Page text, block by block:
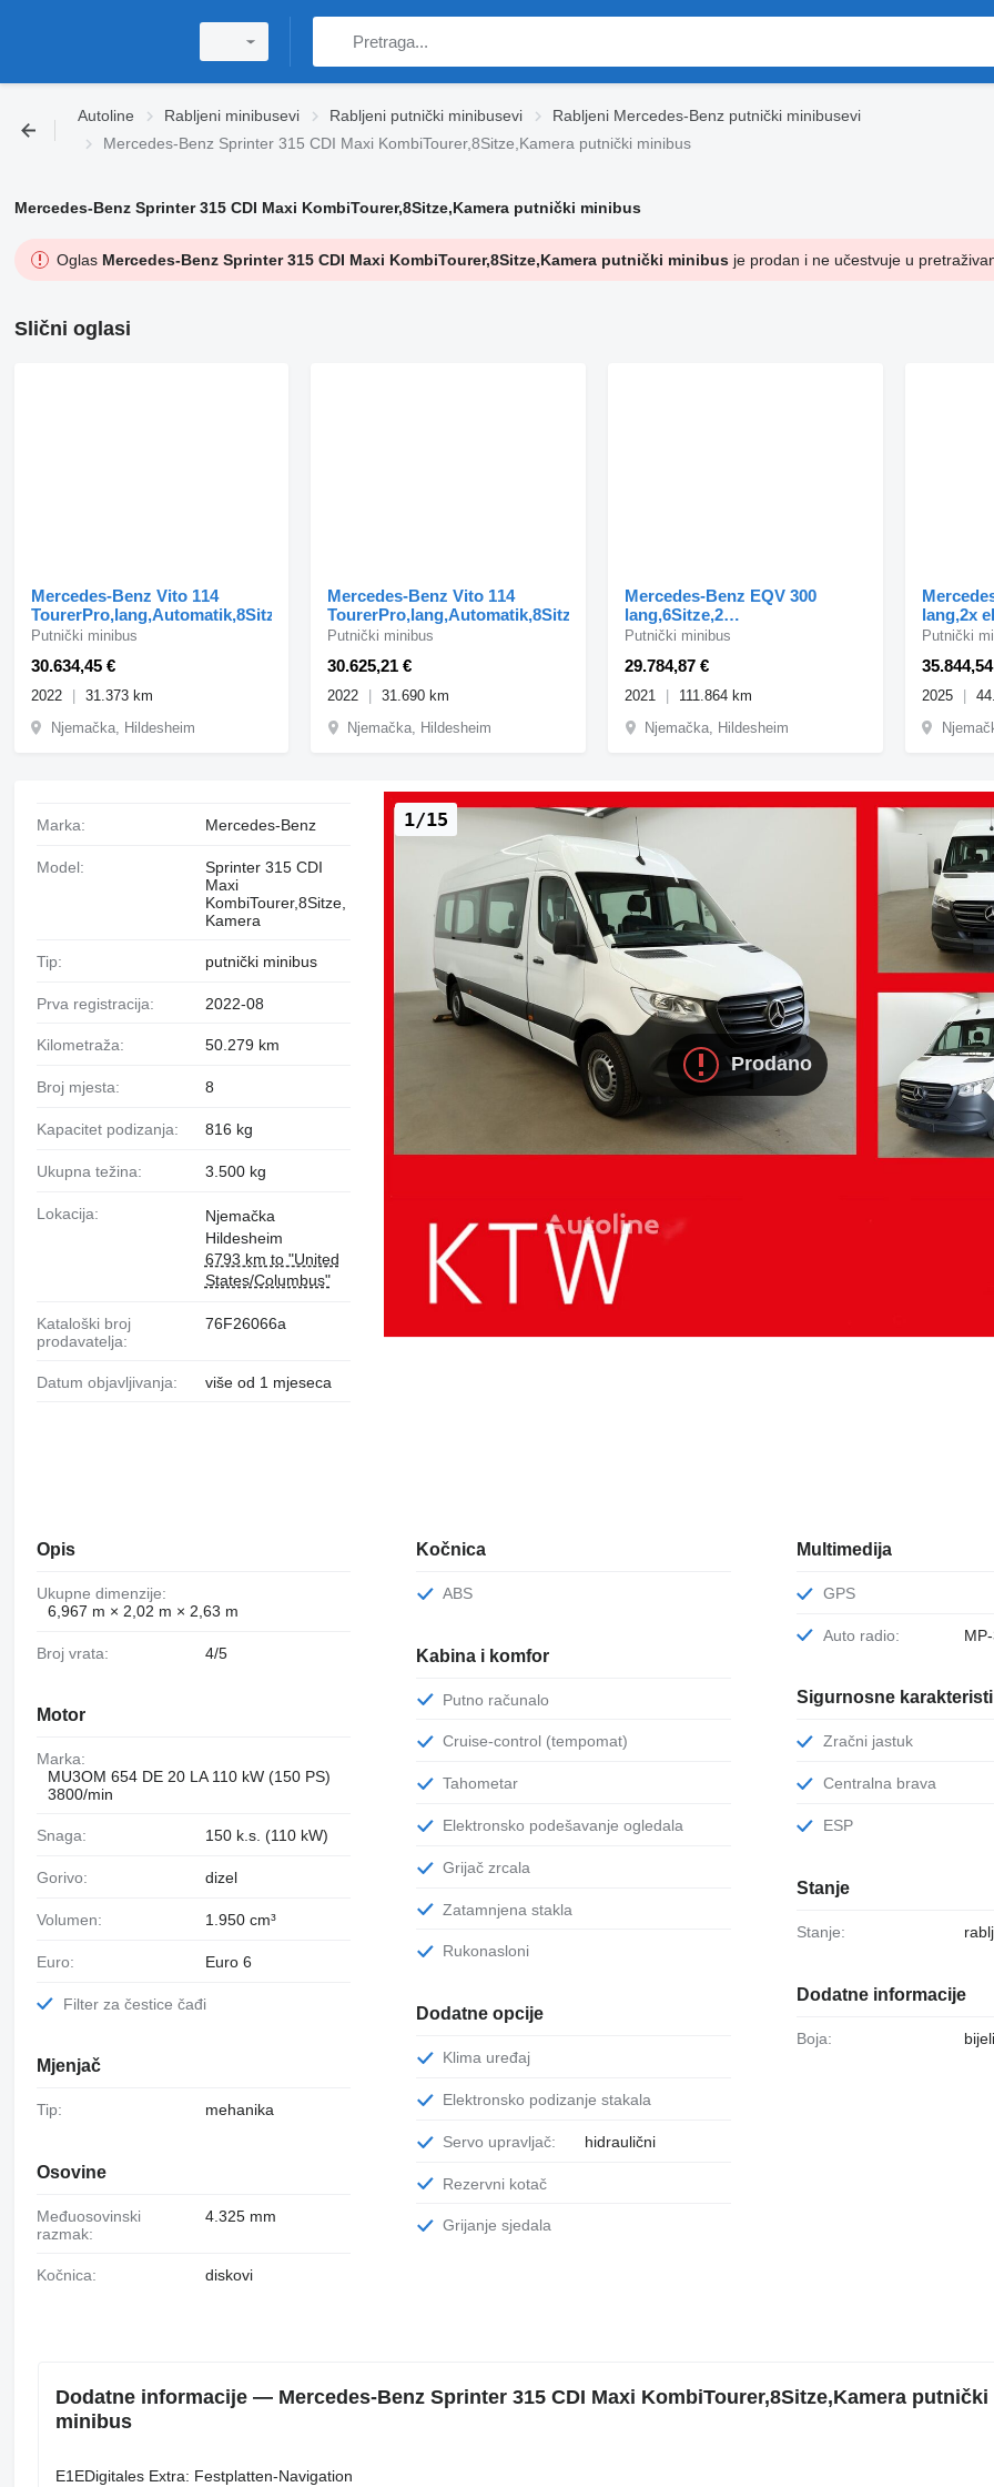
Autoline Rabljeni minibusevi Rabljeni putnički minibusevi
Rabljeni Mercedes-Benz putnički minibusevi
Mercedes-Benz Sprinter 315 CDI Maxi KombiTourer,8Sitze,Kamera putnički minibus
Mercedes-Benz Sprinter 315 CDI Maxi KombiTourer,8Sitze,Kamera putnički minibus
Oglas Mercedes-Benz Sprinter 315 CDI Maxi KombiTourer,8Sitze,Kamera putnički minibusje prodan i ne učestvuje u
Slični oglasi
Mercedes-Benz Vito 114
TourerPro,lang,Automatik,8Sitze,Kamera
30.634,45 €
Putnički minibus
2022
31.373 km
Njemačka, Hildesheim
Mercedes-Benz Vito 114
TourerPro,lang,Automatik,8Sitze,Kamera
30.625,21 €
Putnički minibus
2022
31.690 km
Njemačka, Hildesheim
Mercedes-Benz EQV 300
lang,6Sitze,2
el.Schiebetür,Airmatic,LED
29.784,87 €
Putnički minibus
2021
111.864 km
Njemačka, Hildesheim
lang,2x
Putnički
2025
Prodano
1/15
Marka: Mercedes-Benz
Model:
Sprinter 315 CDI
Maxi
KombiTourer,8Sitze,
Kamera
Tip: putnički minibus
Prva registracija: 2022-08
Kilometraža: 50.279 km
Broj mjesta: 8
Kapacitet podizanja: 816 kg
Ukupna težina: 3.500 kg
Lokacija:
Njemačka
Hildesheim
6793 km to "United
States/Columbus"
Kataloški broj
prodavatelja:
76F26066a
Datum objavljivanja: više od 1 mjeseca
Opis
Ukupne dimenzije:
6,967 m × 2,02 m × 2,63 m
Broj vrata: 4/5
Motor
Marka:
MU3OM 654 DE 20 LA 110 kW (150 PS)
3800/min
Snaga: 150 k.s. (110 kW)
Gorivo: dizel
Volumen: 1.950 cm³
Euro: Euro 6
Filter za čestice čađi
Mjenjač
Tip: mehanika
Osovine
Međuosovinski
razmak:
4.325 mm
Kočnica: diskovi
Kočnica
ABS
Kabina i komfor
Putno računalo
Cruise-control (tempomat)
Tahometar
Elektronsko podešavanje ogledala
Grijač zrcala
Zatamnjena stakla
Rukonasloni
Dodatne opcije
Klima uređaj
Elektronsko podizanje stakala
Servo upravljač: hidraulični
Rezervni kotač
Grijanje sjedala
Multimedija
GPS
Auto radio:
Sigurnosne
Zračni jastuk
Centralna brava
ESP
Stanje
Stanje:
Dodatne informacije
Boja:
Dodatne informacije — Mercedes-Benz Sprinter 315 CDI Maxi KombiTourer,8Sitze,Kamera putnički
minibus
E1EDigitales Extra: Festplatten-Navigation